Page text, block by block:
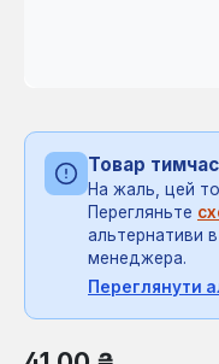
Товар
На жаль, цей
Перегляньте
альтернативи в
менеджера.
Переглянути
Звичайна ціна: